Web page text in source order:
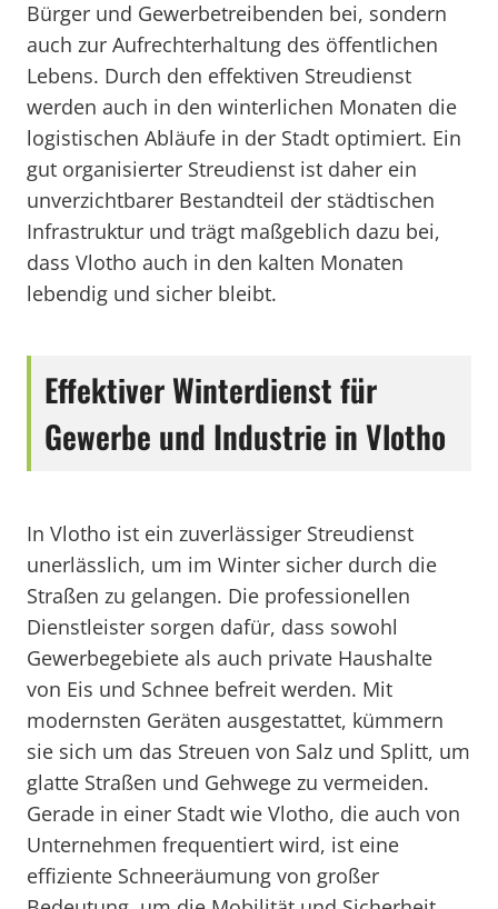
Bürger und Gewerbetreibenden bei, sondern
auch zur Aufrechterhaltung des öffentlichen
Lebens. Durch den effektiven Streudienst
werden auch in den winterlichen Monaten die
logistischen Abläufe in der Stadt optimiert. Ein
gut organisierter Streudienst ist daher ein
unverzichtbarer Bestandteil der städtischen
Infrastruktur und trägt maßgeblich dazu bei,
dass Vlotho auch in den kalten Monaten
lebendig und sicher bleibt.
Effektiver Winterdienst für
Gewerbe und Industrie in Vlotho
In Vlotho ist ein zuverlässiger Streudienst
unerlässlich, um im Winter sicher durch die
Straßen zu gelangen. Die professionellen
Dienstleister sorgen dafür, dass sowohl
Gewerbegebiete als auch private Haushalte
von Eis und Schnee befreit werden. Mit
modernsten Geräten ausgestattet, kümmern
sie sich um das Streuen von Salz und Splitt, um
glatte Straßen und Gehwege zu vermeiden.
Gerade in einer Stadt wie Vlotho, die auch von
Unternehmen frequentiert wird, ist eine
effiziente Schneeräumung von großer